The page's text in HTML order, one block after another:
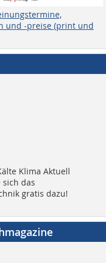
und -preise (print und
Klima Aktuell
sich das
gratis dazu!